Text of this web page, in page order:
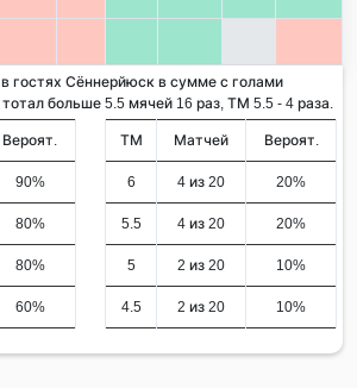
гостях Сённерйюск в сумме с голами
больше 5.5 мячей 16 раз, ТМ 5.5 - 4 раза.
Вероят.
90%
80%
80%
60%
ТМ Матчей Вероят.
6 4 из 20 20%
5.5 4 из 20 20%
5 2 из 20 10%
4.5 2 из 20 10%